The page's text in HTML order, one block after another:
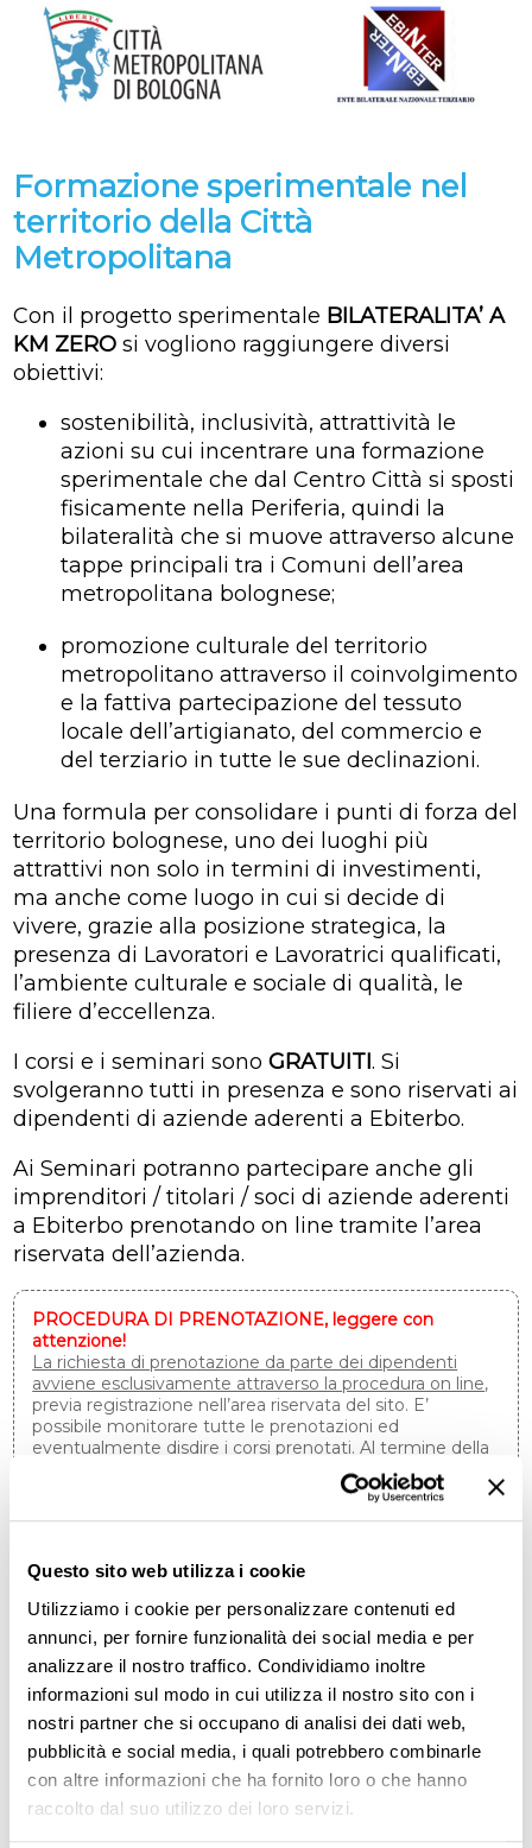
Questo sito web utilizza i cookie
Utilizziamo i cookie per personalizzare contenuti ed
annunci, per fornire funzionalità dei social media e per
analizzare il nostro traffico. Condividiamo inoltre
informazioni sul modo in cui utilizza il nostro sito con i
nostri partner che si occupano di analisi dei dati web,
pubblicità e social media, i quali potrebbero combinarle
con altre informazioni che ha fornito loro o che hanno
raccolto dal suo utilizzo dei loro servizi.
Formazione sperimentale nel
territorio della Città
Metropolitana
Con il progetto sperimentale BILATERALITA’ A
KM ZERO si vogliono raggiungere diversi
obiettivi:
sostenibilità, inclusività, attrattività le
azioni su cui incentrare una formazione
sperimentale che dal Centro Città si sposti
fisicamente nella Periferia, quindi la
bilateralità che si muove attraverso alcune
tappe principali tra i Comuni dell’area
metropolitana bolognese;
promozione culturale del territorio
metropolitano attraverso il coinvolgimento
e la fattiva partecipazione del tessuto
locale dell’artigianato, del commercio e
del terziario in tutte le sue declinazioni.
Una formula per consolidare i punti di forza del
territorio bolognese, uno dei luoghi più
attrattivi non solo in termini di investimenti,
ma anche come luogo in cui si decide di
vivere, grazie alla posizione strategica, la
presenza di Lavoratori e Lavoratrici qualificati,
l’ambiente culturale e sociale di qualità, le
filiere d’eccellenza.
I corsi e i seminari sonoGRATUITI. Si
svolgeranno tutti in presenza e sono riservati ai
dipendenti di aziende aderenti a Ebiterbo.
Ai Seminari potranno partecipare anche gli
imprenditori / titolari / soci di aziende aderenti
a Ebiterbo prenotando on line tramite l’area
riservata dell’azienda.
PROCEDURA DI PRENOTAZIONE, leggere con
attenzione!
La richiesta di prenotazione da parte dei dipendenti
avviene esclusivamente attraverso la procedura on line,
previa registrazione nell’area riservata del sito. E’
possibile monitorare tutte le prenotazioni ed
eventualmente disdire i corsi prenotati. Al termine della
procedura di prenotazione verrà visualizzata una notifica
indicativamente 20 giorni prima dell’inizio del corso o
Gli imprenditori / titolari / soci possono prenotarsi solo ai
seminari, accedendo dall’area riservata aziendale.
Le prenotazioni sono accolte in ordine di arrivo. Al
raggiungimento del numero minimo di partecipanti,
verranno svolte le selezioni e le prenotazioni eccedenti
saranno inserite tra le riserve. In caso di sovrannumero di
prenotazioni, sarà data la priorità alle persone che
risiedono nel territorio oggetto della formazione.
Per consultare il Regolamento Generale per l’accesso
all’attività formativaclicca qui.